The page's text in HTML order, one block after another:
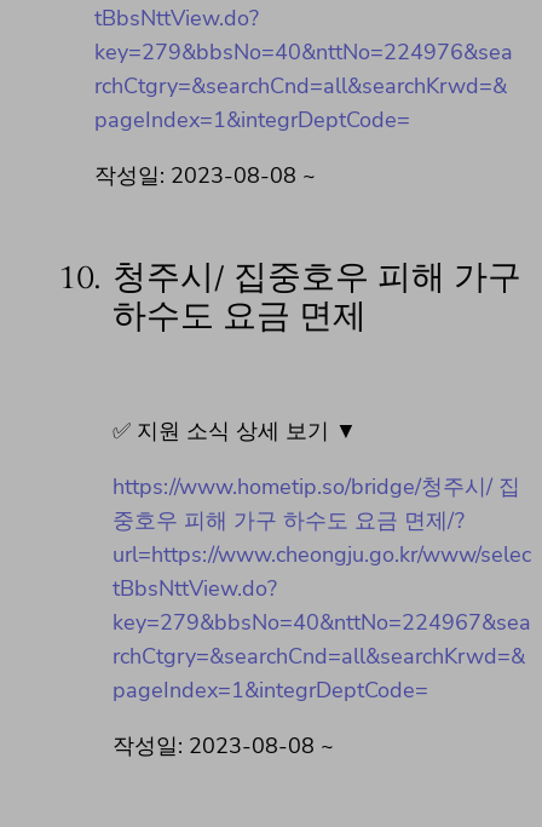
tBbsNttView.do?
key=279&bbsNo=40&nttNo=224976&sea
rchCtgry=&searchCnd=all&searchKrwd=&
pageIndex=1&integrDeptCode=
작성일: 2023-08-08 ~
10. 청주시/ 집중호우 피해 가구
하수도 요금 면제
✅ 지원 소식 상세 보기 ▼
https://www.hometip.so/bridge/청주시/ 집
중호우 피해 가구 하수도 요금 면제/?
url=https://www.cheongju.go.kr/www/selec
tBbsNttView.do?
key=279&bbsNo=40&nttNo=224967&sea
rchCtgry=&searchCnd=all&searchKrwd=&
pageIndex=1&integrDeptCode=
작성일: 2023-08-08 ~